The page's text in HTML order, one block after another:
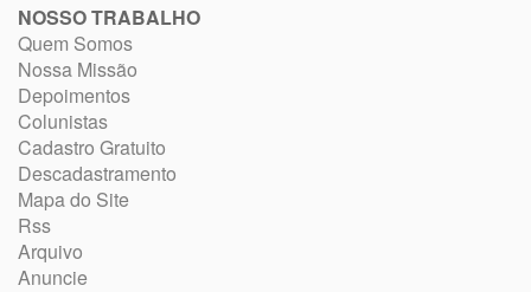
NOSSO TRABALHO
Quem Somos
Nossa Missão
Depoimentos
Colunistas
Cadastro Gratuito
Descadastramento
Mapa do Site
Rss
Arquivo
Anuncie